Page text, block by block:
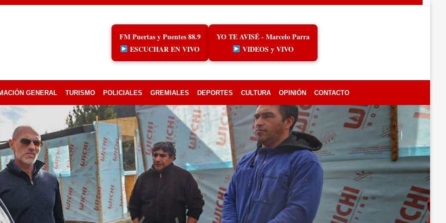
FM Puertas y Puentes 88.9
ESCUCHAR EN VIVO
YO TE AVISÉ - Marcelo Parra
VIDEOS y VIVO
GENERAL TURISMO POLICIALES GREMIALES DEPORTES CULTURA OPINIÓN CONTACTO